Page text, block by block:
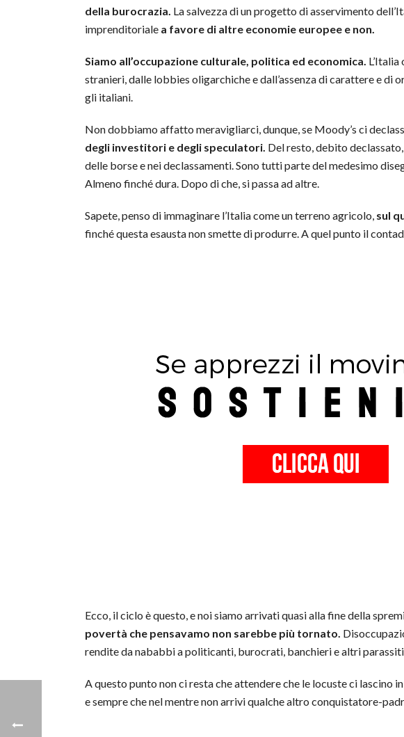
della burocrazia. La salvezza di un progetto di asservimento
imprenditoriale a favore di altre economie europee e non.
Siamo all’occupazione culturale, politica ed economica.
stranieri, dalle lobbies oligarchiche e dall’assenza di carattere e
gli italiani.
Non dobbiamo affatto meravigliarci, dunque, se Moody’s ci
degli investitori e degli speculatori. Del resto, debito declassato,
delle borse e nei declassamenti. Sono tutti parte del medesimo
Almeno finché dura. Dopo di che, si passa ad altre.
Sapete, penso di immaginare l’Italia come un terreno agricolo, sul
finché questa esausta non smette di produrre. A quel punto il
Ecco, il ciclo è questo, e noi siamo arrivati quasi alla fine della
povertà che pensavamo non sarebbe più tornato.
rendite da nababbi a politicanti, burocrati, banchieri e altri
A questo punto non ci resta che attendere che le locuste ci lascino
e sempre che nel mentre non arrivi qualche altro conquistatore-